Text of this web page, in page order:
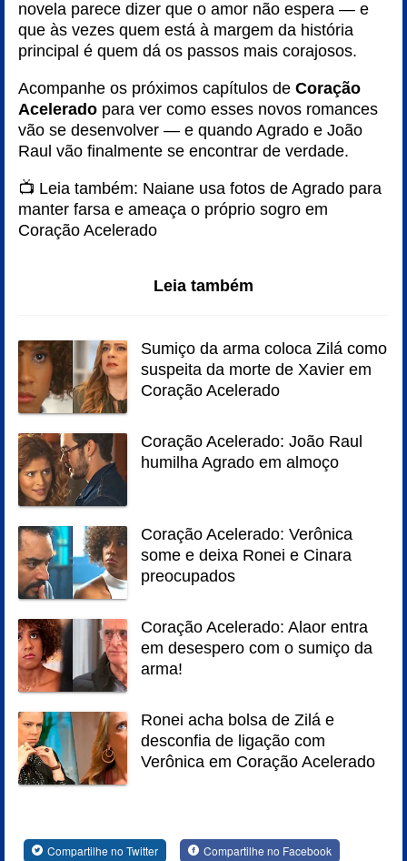
novela parece dizer que o amor não espera — e
que às vezes quem está à margem da história
principal é quem dá os passos mais corajosos.
Acompanhe os próximos capítulos de Coração
Acelerado para ver como esses novos romances
vão se desenvolver — e quando Agrado e João
Raul vão finalmente se encontrar de verdade.
📺 Leia também: Naiane usa fotos de Agrado para
manter farsa e ameaça o próprio sogro em
Coração Acelerado
Leia também
Sumiço da arma coloca Zilá como
suspeita da morte de Xavier em
Coração Acelerado
Coração Acelerado: João Raul
humilha Agrado em almoço
Coração Acelerado: Verônica
some e deixa Ronei e Cinara
preocupados
Coração Acelerado: Alaor entra
em desespero com o sumiço da
arma!
Ronei acha bolsa de Zilá e
desconfia de ligação com
Verônica em Coração Acelerado
Compartilhe no Twitter Compartilhe no Facebook